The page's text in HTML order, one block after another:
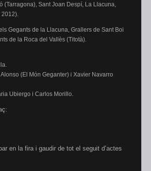
(Tarragona), Sant Joan Despí, La Llacuna,
2012).
Gegants de la Llacuna, Grallers de Sant Boi
de la Roca del Vallès (Titotà).
(El Món Geganter) i Xavier Navarro
Ubiergo i Carlos Morillo.
en la fira i gaudir de tot el seguit d’actes